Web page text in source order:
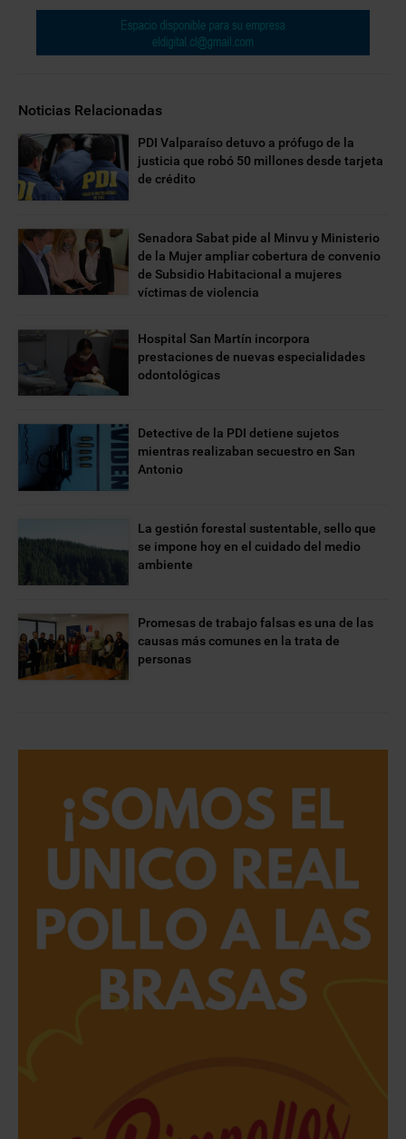
Noticias Relacionadas
PDI Valparaíso detuvo a prófugo de la
justicia que robó 50 millones desde tarjeta
de crédito
Senadora Sabat pide al Minvu y Ministerio
de la Mujer ampliar cobertura de convenio
de Subsidio Habitacional a mujeres
víctimas de violencia
Hospital San Martín incorpora
prestaciones de nuevas especialidades
odontológicas
Detective de la PDI detiene sujetos
mientras realizaban secuestro en San
Antonio
La gestión forestal sustentable, sello que
se impone hoy en el cuidado del medio
ambiente
Promesas de trabajo falsas es una de las
causas más comunes en la trata de
personas